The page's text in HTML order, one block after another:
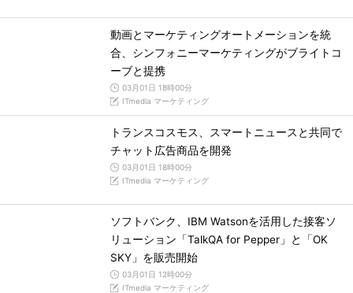
動画とマーケティングオートメーションを統
合、シンフォニーマーケティングがブライトコ
ーブと提携
03月01日 18時00分
ITmedia マーケティング
トランスコスモス、スマートニュースと共同で
チャット広告商品を開発
03月01日 18時00分
ITmedia マーケティング
ソフトバンク、IBM Watsonを活用した接客ソ
リューション「TalkQA for Pepper」と「OK
SKY」を販売開始
03月01日 12時00分
ITmedia マーケティング